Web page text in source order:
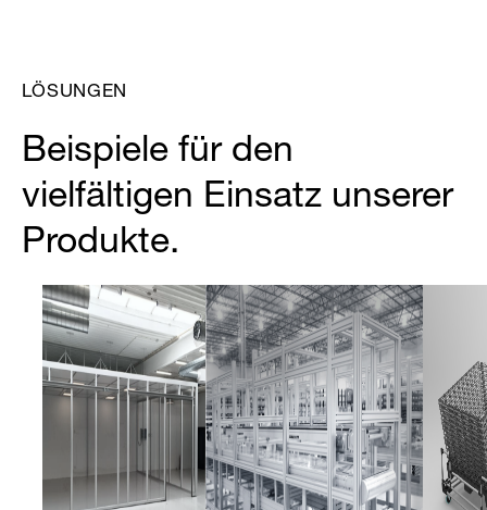
LÖSUNGEN
Beispiele für den
vielfältigen Einsatz unserer
Produkte.